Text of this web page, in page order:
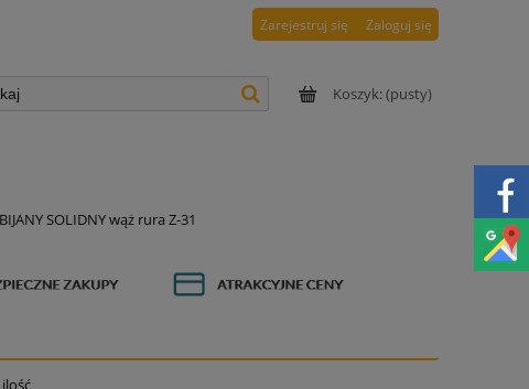
Zarejestruj się Zaloguj się
Koszyk:(pusty)
SOLIDNY wąż rura Z-31